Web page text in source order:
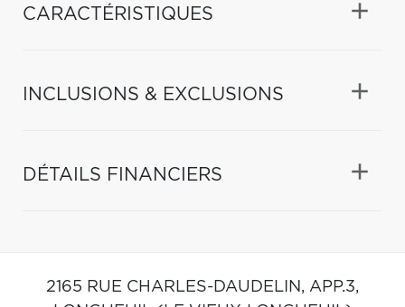
CARACTÉRISTIQUES
INCLUSIONS & EXCLUSIONS
DÉTAILS FINANCIERS
2165 RUE CHARLES-DAUDELIN, APP.3,